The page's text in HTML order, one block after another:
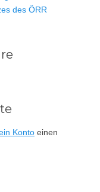
des ÖRR
Konto einen